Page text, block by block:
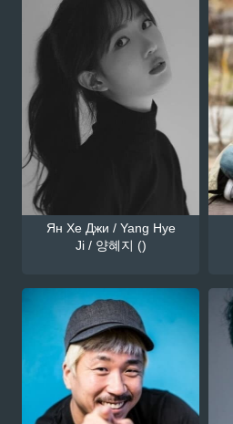
Ян Хе Джи / Yang Hye
Ji / 양혜지 ()